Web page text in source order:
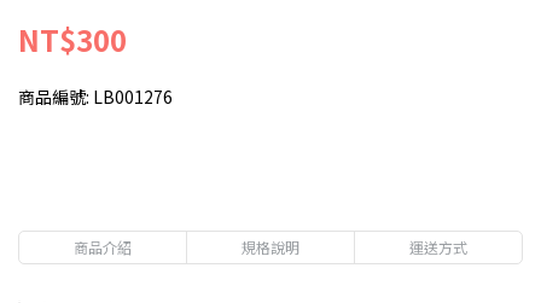
NT$300
商品編號: LB001276
商品介紹 規格說明 運送方式